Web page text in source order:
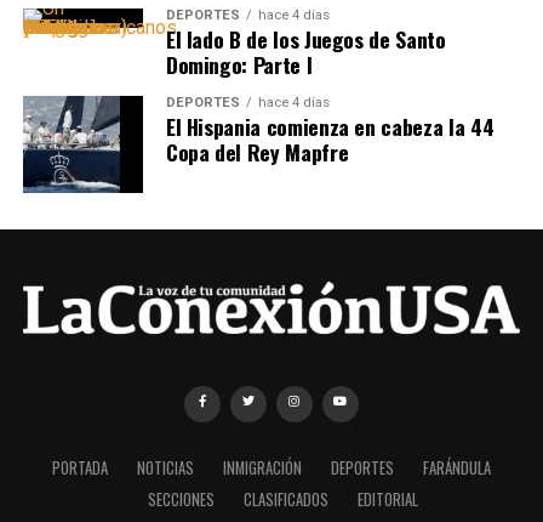
DEPORTES hace 4 días
El lado B de los Juegos de Santo
Domingo: Parte I
DEPORTES hace 4 días
El Hispania comienza en cabeza la 44
Copa del Rey Mapfre
PORTADA NOTICIAS INMIGRACIÓN DEPORTES
FARÁNDULA
SECCIONES
CLASIFICADOS EDITORIAL